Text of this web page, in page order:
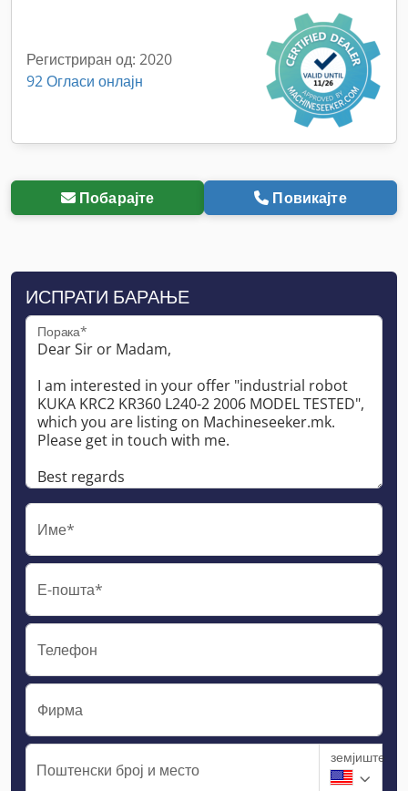
Регистриран од: 2020
92 Огласи онлајн
Побарајте Повикајте
ИСПРАТИ БАРАЊЕ
Порака*
Име*
Е-пошта*
Телефон
Фирма
Поштенски број и место
земјиште